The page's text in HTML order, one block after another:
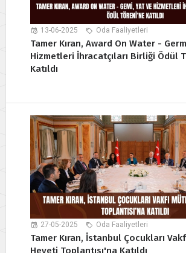
13-06-2025 Oda Faaliyetleri
Tamer Kıran, Award On Water -
Hizmetleri İhracatçıları Birliği Ödül
Katıldı
27-05-2025 Oda Faaliyetleri
Tamer Kıran, İstanbul Çocukları
Heyeti Toplantısı'na Katıldı